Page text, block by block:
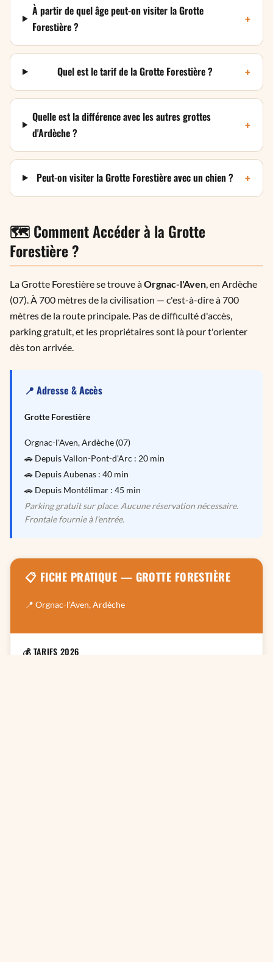
À partir de quel âge peut-on visiter la Grotte
Forestière ?
+
Quel est le tarif de la Grotte Forestière ? +
Quelle est la différence avec les autres grottes
d'Ardèche ?
+
Peut-on visiter la Grotte Forestière avec un chien ? +
🗺️ Comment Accéder à la Grotte
Forestière ?
La Grotte Forestière se trouve àOrgnac-l'Aven , en Ardèche
(07). À 700 mètres de la civilisation — c'est-à-dire à 700
mètres de la route principale. Pas de difficulté d'accès,
parking gratuit, et les propriétaires sont là pour t'orienter
dès ton arrivée.
📍 Adresse & Accès
Grotte Forestière
Orgnac-l'Aven, Ardèche (07)
🚗 Depuis Vallon-Pont-d'Arc : 20 min
🚗 Depuis Aubenas : 40 min
🚗 Depuis Montélimar : 45 min
Parking gratuit sur place. Aucune réservation nécessaire.
Frontale fournie à l'entrée.
📋 FICHE PRATIQUE — GROTTE FORESTIÈRE
📍 Orgnac-l'Aven, Ardèche
💰 TARIFS 2026